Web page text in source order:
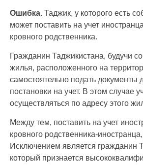
Ошибка. Таджик, у которого есть
может поставить на учет
кровного родственника.
Гражданин Таджикистана, будучи
жилья, расположенного на
самостоятельно подать документы
постановки на учет. В этом случае
осуществляться по адресу этого
Между тем, поставить на учет
кровного родственника-
Исключением является гражданин
который признается